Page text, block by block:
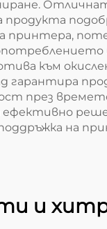
продукта
принтера,
към
гарантира
през
ефективно
на
и